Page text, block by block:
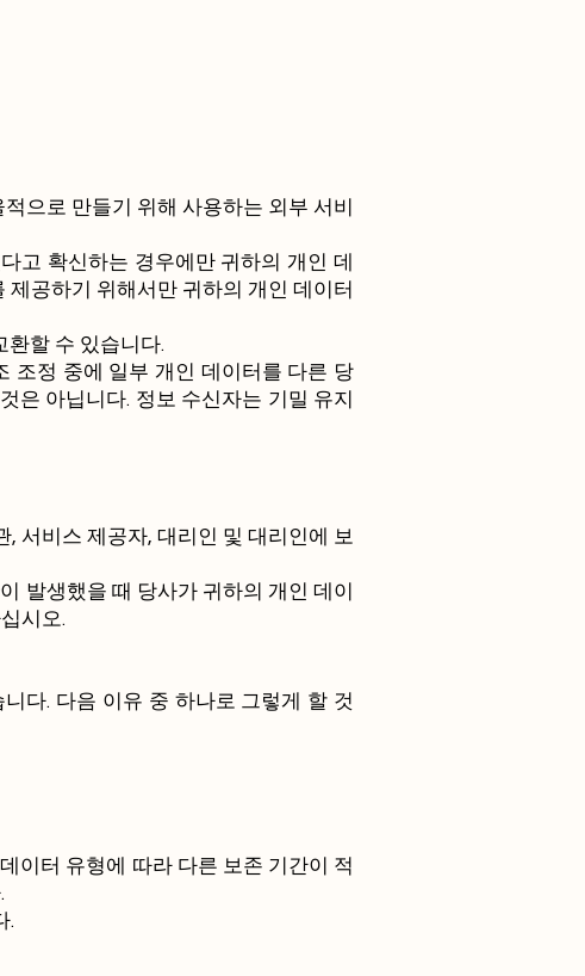
으로 만들기 위해 사용하는 외부 서비
고 확신하는 경우에만 귀하의 개인 데
공하기 위해서만 귀하의 개인 데이터
환할 수 있습니다.
조정 중에 일부 개인 데이터를 다른 당
은 아닙니다. 정보 수신자는 기밀 유지
서비스 제공자, 대리인 및 대리인에 보
발생했을 때 당사가 귀하의 개인 데이
시오.
다. 다음 이유 중 하나로 그렇게 할 것
이터 유형에 따라 다른 보존 기간이 적
.